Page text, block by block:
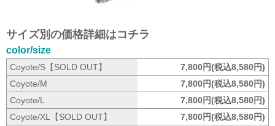
サイズ別の価格詳細はコチラ
color/size
Coyote/S【SOLD OUT】
7,800円(税込8,580円)
Coyote/M
7,800円(税込8,580円)
Coyote/L
7,800円(税込8,580円)
Coyote/XL【SOLD OUT】
7,800円(税込8,580円)